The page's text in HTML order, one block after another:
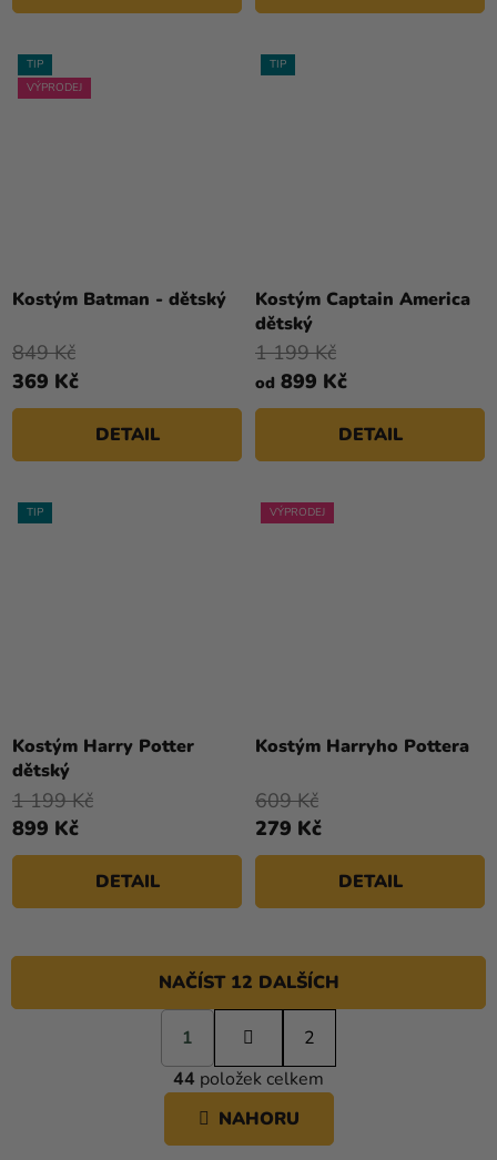
TIP
VÝPRODEJ
Kostým Batman - dětský
hodnocení
produktu
5
hvězdiček.
369 Kč
849 Kč
DETAIL
TIP
Kostým Captain America
dětský
hodnocení
produktu
5
hvězdiček.
od 899 Kč
1 199 Kč
DETAIL
TIP
Kostým Harry Potter
dětský
hodnocení
produktu
5
hvězdiček.
899 Kč
1 199 Kč
DETAIL
VÝPRODEJ
Kostým Harryho Pottera
hodnocení
produktu
5
hvězdiček.
279 Kč
609 Kč
DETAIL
O
V
L
Á
NAČÍST 12 DALŠÍCH
S
t
r
á
k
o
1
2
44 položek celkem
NAHORU